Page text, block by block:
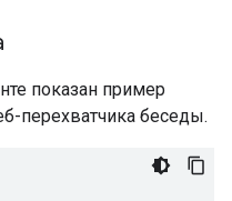
показан пример
перехватчика беседы.